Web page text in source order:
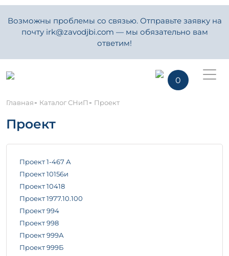
Возможны проблемы со связью. Отправьте заявку на
почту irk@zavodjbi.com — мы обязательно вам
ответим!
0
Главная- Каталог СНиП - Проект
Проект
Проект 1-467 А
Проект 10156и
Проект 10418
Проект 1977.10.100
Проект 994
Проект 998
Проект 999А
Проект 999Б